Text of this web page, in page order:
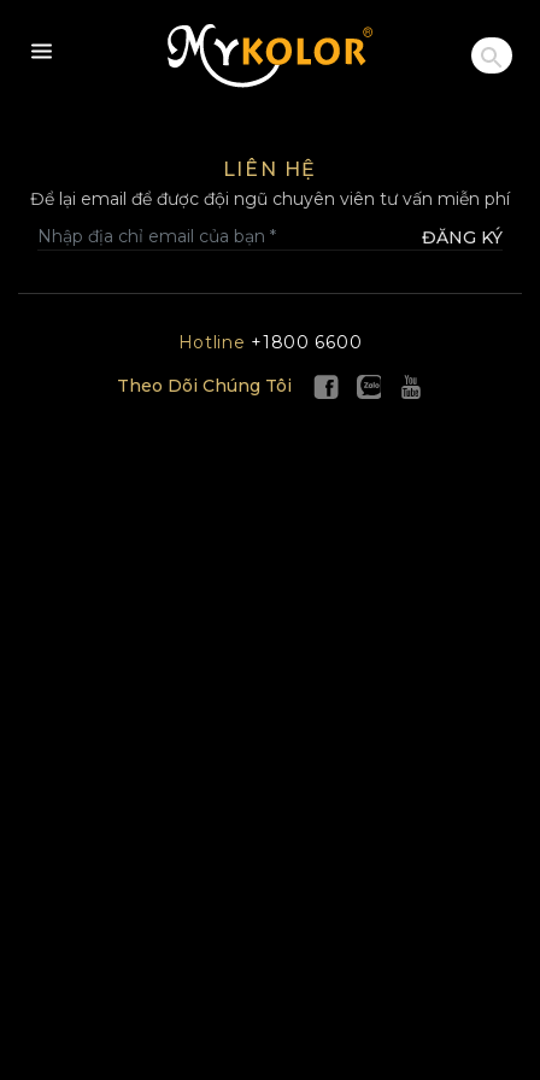
MYKOLOR
LIÊN HỆ
Để lại email để được đội ngũ chuyên viên tư vấn miễn phí
ĐĂNG KÝ
Hotline +1800 6600
Theo Dõi Chúng Tôi